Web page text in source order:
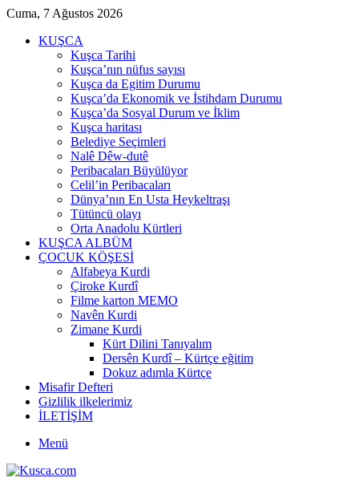
Cuma, 7 Ağustos 2026
KUŞCA
Kuşca Tarihi
Kuşca’nın nüfus sayısı
Kuşca da Egitim Durumu
Kuşca’da Ekonomik ve İstihdam Durumu
Kuşca’da Sosyal Durum ve İklim
Kuşca haritası
Belediye Seçimleri
Nalê Dêw-dutê
Peribacaları Büyülüyor
Celil’in Peribacaları
Dünya’nın En Usta Heykeltraşı
Tütüncü olayı
Orta Anadolu Kürtleri
KUŞCA ALBÜM
ÇOCUK KÖŞESİ
Alfabeya Kurdi
Çiroke Kurdî
Filme karton MEMO
Navên Kurdi
Zimane Kurdi
Kürt Dilini Tanıyalım
Dersên Kurdî – Kürtçe eğitim
Dokuz adımla Kürtçe
Misafir Defteri
Gizlilik ilkelerimiz
İLETİŞİM
Menü